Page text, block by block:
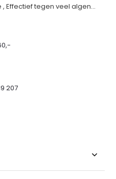
Effectief tegen veel algen...
207